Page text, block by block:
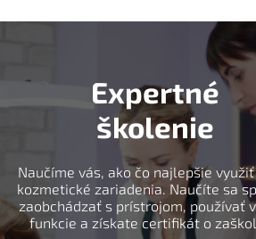
Expertné
školenie
Naučíme vás, ako čo najlepšie
kozmetické zariadenia. Naučíte sa
zaobchádzať s prístrojom, používať
funkcie a získate certifikát o